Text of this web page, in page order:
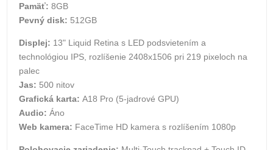
Pamäť: 8GB
Pevný disk: 512GB
Displej: 13" Liquid Retina s LED podsvietením a
technológiou IPS, rozlíšenie 2408x1506 pri 219 pixeloch na
palec
Jas: 500 nitov
Grafická karta: A18 Pro (5-jadrové GPU)
Audio: Áno
Web kamera: FaceTime HD kamera s rozlíšením 1080p